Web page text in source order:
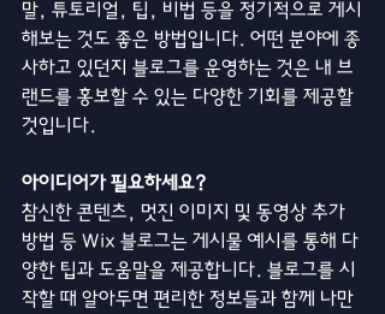
말, 튜토리얼, 팁, 비법 등을 정기적으로 게시
해보는 것도 좋은 방법입니다. 어떤 분야에 종
사하고 있던지 블로그를 운영하는 것은 내 브
랜드를 홍보할 수 있는 다양한 기회를 제공할
것입니다.
아이디어가 필요하세요?
참신한 콘텐츠, 멋진 이미지 및 동영상 추가
방법 등 Wix 블로그는 게시물 예시를 통해 다
양한 팁과 도움말을 제공합니다. 블로그를 시
작할 때 알아두면 편리한 정보들과 함께 나만